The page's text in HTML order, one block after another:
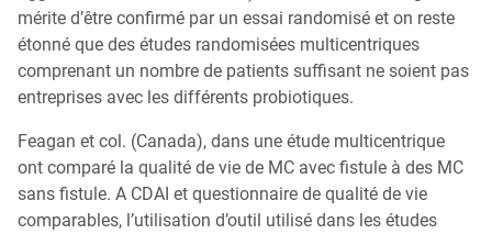
mérite d’être confirmé par un essai randomisé et on reste
étonné que des études randomisées multicentriques
comprenant un nombre de patients suffisant ne soient pas
entreprises avec les différents probiotiques.
Feagan et col. (Canada), dans une étude multicentrique
ont comparé la qualité de vie de MC avec fistule à des MC
sans fistule. A CDAI et questionnaire de qualité de vie
comparables, l’utilisation d’outil utilisé dans les études